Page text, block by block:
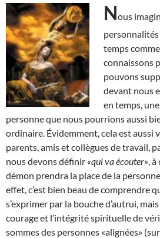
Nous
temps
connaissons
pouvons
devant nous
en temps,
personne que nous pourrions aussi
ordinaire. Évidemment, cela est aussi
parents, amis et collègues de travail,
nous devons définir «qui va écouter» ,
démon prendra la place de la
effet, c’est bien beau de comprendre
s’exprimer par la bouche d’autrui,
courage et l’intégrité spirituelle de
sommes des personnes «alignées»